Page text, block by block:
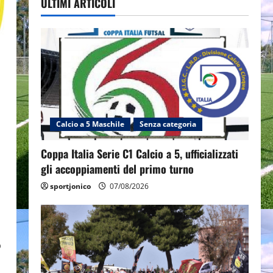
Calcio a 5 Maschile Senza categoria
Coppa Italia Serie C1 Calcio a 5, ufficializzati
gli accoppiamenti del primo turno
sportjonico 07/08/2026